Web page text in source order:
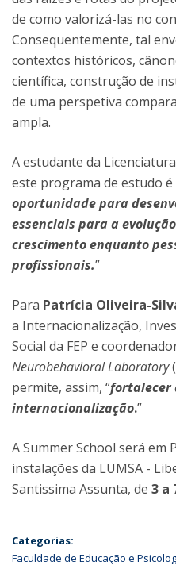
de como valorizá-las no
Consequentemente, tal
contextos históricos,
científica, construção de
de uma perspetiva
ampla.
A estudante da
este programa de estudo é
oportunidade para
essenciais para a
crescimento enquanto
profissionais.”
Para Patrícia Oliveira-
a Internacionalização,
Social da FEP e
Neurobehavioral Laboratory
permite, assim, “fortalecer
internacionalização.”
A Summer School será em
instalações da LUMSA -
Santissima Assunta, de 3 a
Categorias:
Faculdade de Educação e